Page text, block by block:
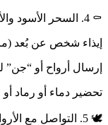
⚰️ 4. السحر الأسود والأذية
إيذاء شخص عن بُعد
إرسال أرواح أو
تحضير دماء أو رماد
🕊️ 5. التواصل مع الأرواح والأسلاف